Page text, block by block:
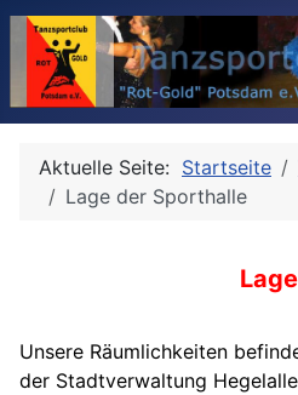
Aktuelle Seite: Startseite
Lage der Sporthalle
Lage
Unsere Räumlichkeiten
der Stadtverwaltung